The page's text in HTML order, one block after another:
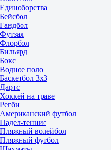
Единоборства
Бейсбол
Гандбол
Футзал
Флорбол
Бильярд
Бокс
Водное поло
Баскетбол 3x3
Дартс
Хоккей на траве
Регби
Американский футбол
Падел-теннис
Пляжный волейбол
Пляжный футбол